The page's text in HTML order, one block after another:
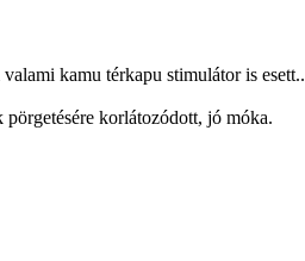
kamu térkapu stimulátor is esett..
korlátozódott, jó móka.